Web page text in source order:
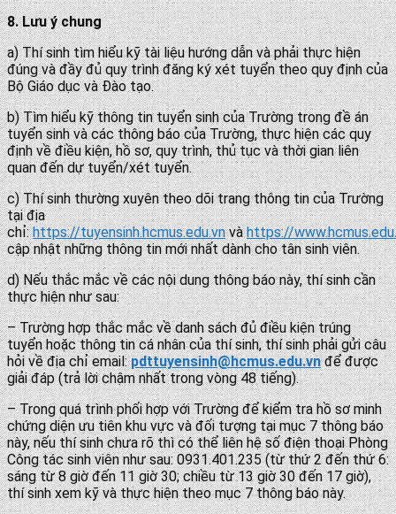
8. Lưu ý chung
a) Thí sinh tìm hiểu kỹ tài liệu hướng dẫn và phải thực hiện
đúng và đầy đủ quy trình đăng ký xét tuyển theo quy định của
Bộ Giáo dục và Đào tạo.
b) Tìm hiểu kỹ thông tin tuyển sinh của Trường trong đề án
tuyển sinh và các thông báo của Trường, thực hiện các quy
định về điều kiện, hồ sơ, quy trình, thủ tục và thời gian liên
quan đến dự tuyển/xét tuyển.
c) Thí sinh thường xuyên theo dõi trang thông tin của Trường
tại địa
chỉ:https://tuyensinh.hcmus.edu.vnvàhttps://
cập nhật những thông tin mới nhất dành cho tân sinh viên.
d) Nếu thắc mắc về các nội dung thông báo này, thí sinh cần
thực hiện như sau:
– Trường hợp thắc mắc về danh sách đủ điều kiện trúng
tuyển hoặc thông tin cá nhân của thí sinh, thí sinh phải gửi câu
hỏi về địa chỉ email:pdttuyensinh@hcmus.edu.vnđể được
giải đáp (trả lời chậm nhất trong vòng 48 tiếng).
– Trong quá trình phối hợp với Trường để kiểm tra hồ sơ minh
chứng diện ưu tiên khu vực và đối tượng tại mục 7 thông báo
này, nếu thí sinh chưa rõ thì có thể liên hệ số điện thoại Phòng
Công tác sinh viên như sau: 0931.401.235 (từ thứ 2 đến thứ 6:
sáng từ 8 giờ đến 11 giờ 30; chiều từ 13 giờ 30 đến 17 giờ),
thí sinh xem kỹ và thực hiện theo mục 7 thông báo này.